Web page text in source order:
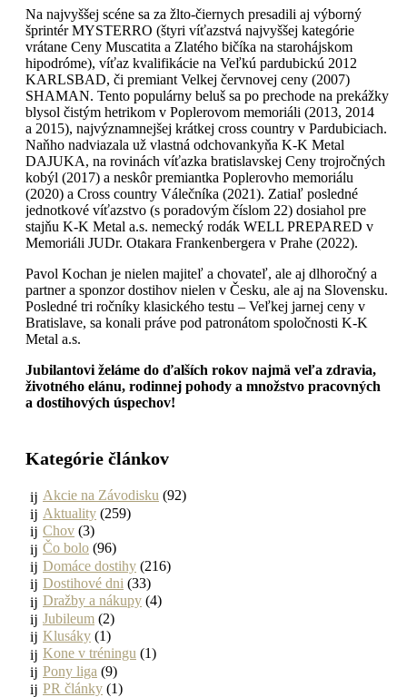
Na najvyššej scéne sa za žlto-čiernych presadili aj výborný
šprintér MYSTERRO (štyri víťazstvá najvyššej kategórie
vrátane Ceny Muscatita a Zlatého bičíka na starohájskom
hipodróme), víťaz kvalifikácie na Veľkú pardubickú 2012
KARLSBAD, či premiant Velkej červnovej ceny (2007)
SHAMAN. Tento populárny beluš sa po prechode na prekážky
blysol čistým hetrikom v Poplerovom memoriáli (2013, 2014
a 2015), najvýznamnejšej krátkej cross country v Pardubiciach.
Naňho nadviazala už vlastná odchovankyňa K-K Metal
DAJUKA, na rovinách víťazka bratislavskej Ceny trojročných
kobýl (2017) a neskôr premiantka Poplerovho memoriálu
(2020) a Cross country Válečníka (2021). Zatiaľ posledné
jednotkové víťazstvo (s poradovým číslom 22) dosiahol pre
stajňu K-K Metal a.s. nemecký rodák WELL PREPARED v
Memoriáli JUDr. Otakara Frankenbergera v Prahe (2022).
Pavol Kochan je nielen majiteľ a chovateľ, ale aj dlhoročný a
partner a sponzor dostihov nielen v Česku, ale aj na Slovensku.
Posledné tri ročníky klasického testu – Veľkej jarnej ceny v
Bratislave, sa konali práve pod patronátom spoločnosti K-K
Metal a.s.
Jubilantovi želáme do ďalších rokov najmä veľa zdravia,
životného elánu, rodinnej pohody a množstvo pracovných
a dostihových úspechov!
Kategórie článkov
Akcie na Závodisku (92)
Aktuality (259)
Chov (3)
Čo bolo (96)
Domáce dostihy (216)
Dostihové dni (33)
Dražby a nákupy (4)
Jubileum (2)
Klusáky (1)
Kone v tréningu (1)
Pony liga (9)
PR články (1)